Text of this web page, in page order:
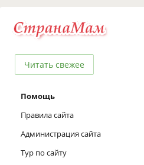
Читать свежее
Помощь
Правила сайта
Администрация сайта
Тур по сайту